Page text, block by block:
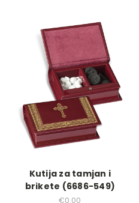
Kutija za tamjan i
brikete (6686-549)
€0.00